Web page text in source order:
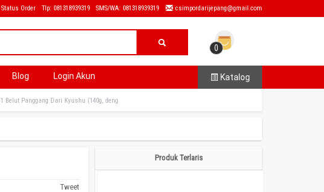
Status Order Tlp: 081318939319 SMS/WA: 081318939319 csimpordarijepang@gmail.com
0
Blog Login Akun Katalog
1 Belut Panggang Dari Kyushu (140g, deng
Tweet
Produk Terlaris